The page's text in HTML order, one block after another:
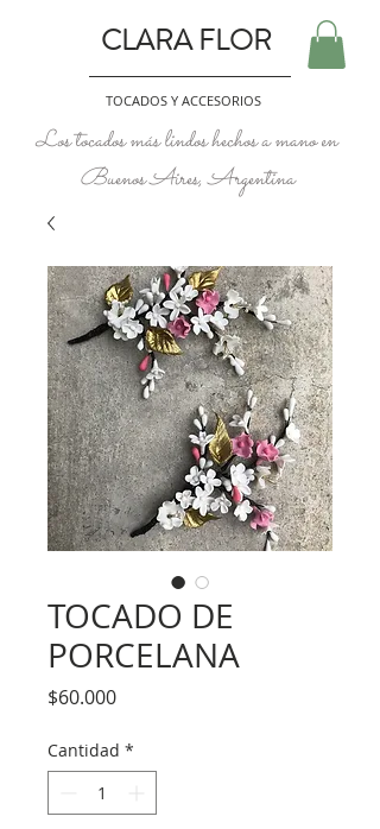
CLARA FLOR
TOCADOS Y ACCESORIOS
Los tocados más lindos hechos a mano en
Buenos Aires, Argentina
TOCADO DE
PORCELANA
$60.000Precio
Cantidad *